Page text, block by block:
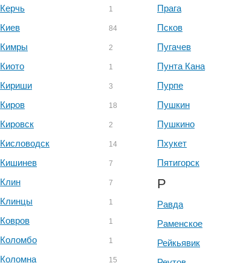
Керчь 1
Киев 84
Кимры 2
Киото 1
Кириши 3
Киров 18
Кировск 2
Кисловодск 14
Кишинев 7
Клин 7
Клинцы 1
Ковров 1
Коломбо 1
Коломна 15
Прага
Псков
Пугачев
Пунта Кана
Пурпе
Пушкин
Пушкино
Пхукет
Пятигорск
Р
Равда
Раменское
Рейкьявик